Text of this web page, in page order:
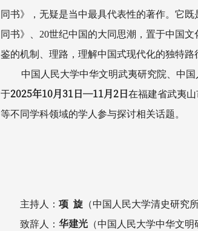
同书》，无疑是当中最具代表性的著作。它
同书》、20世纪中国的大同思潮，置于中国
鉴的机制、理路，理解中国式现代化的独特路
中国人民大学中华文明武夷研究院、中
于2025年10月31日—11月2日在福建省武夷
等不同学科领域的学人参与探讨相关话题。
主持人： 项 旋 （中国人民大学清史研究
致辞人： 华建光 （中国人民大学中华文